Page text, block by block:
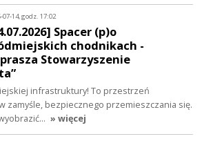
07-14, godz. 17:02
Spacer (p)o
chodnikach -
Stowarzyszenie
infrastruktury! To przestrzeń
zamyśle, bezpiecznego przemieszczania się.
» więcej